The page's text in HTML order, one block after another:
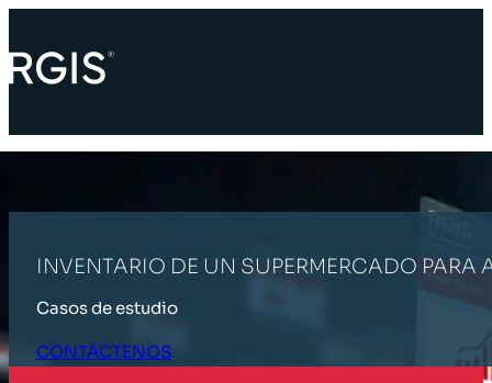
INVENTARIO DE UN SUPERMERCADO
Casos de estudio
CONTÁCTENOS